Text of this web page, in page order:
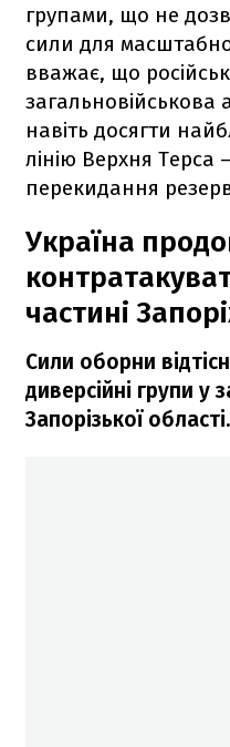
групами, що не
сили для
вважає, що
загальновійськова
навіть досягти
лінію Верхня Терса
перекидання
Україна
частині
Сили оборни
диверсійні групи у
Запорізької області.